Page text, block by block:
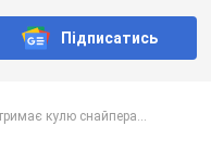
Підписатись
кулю снайпера...